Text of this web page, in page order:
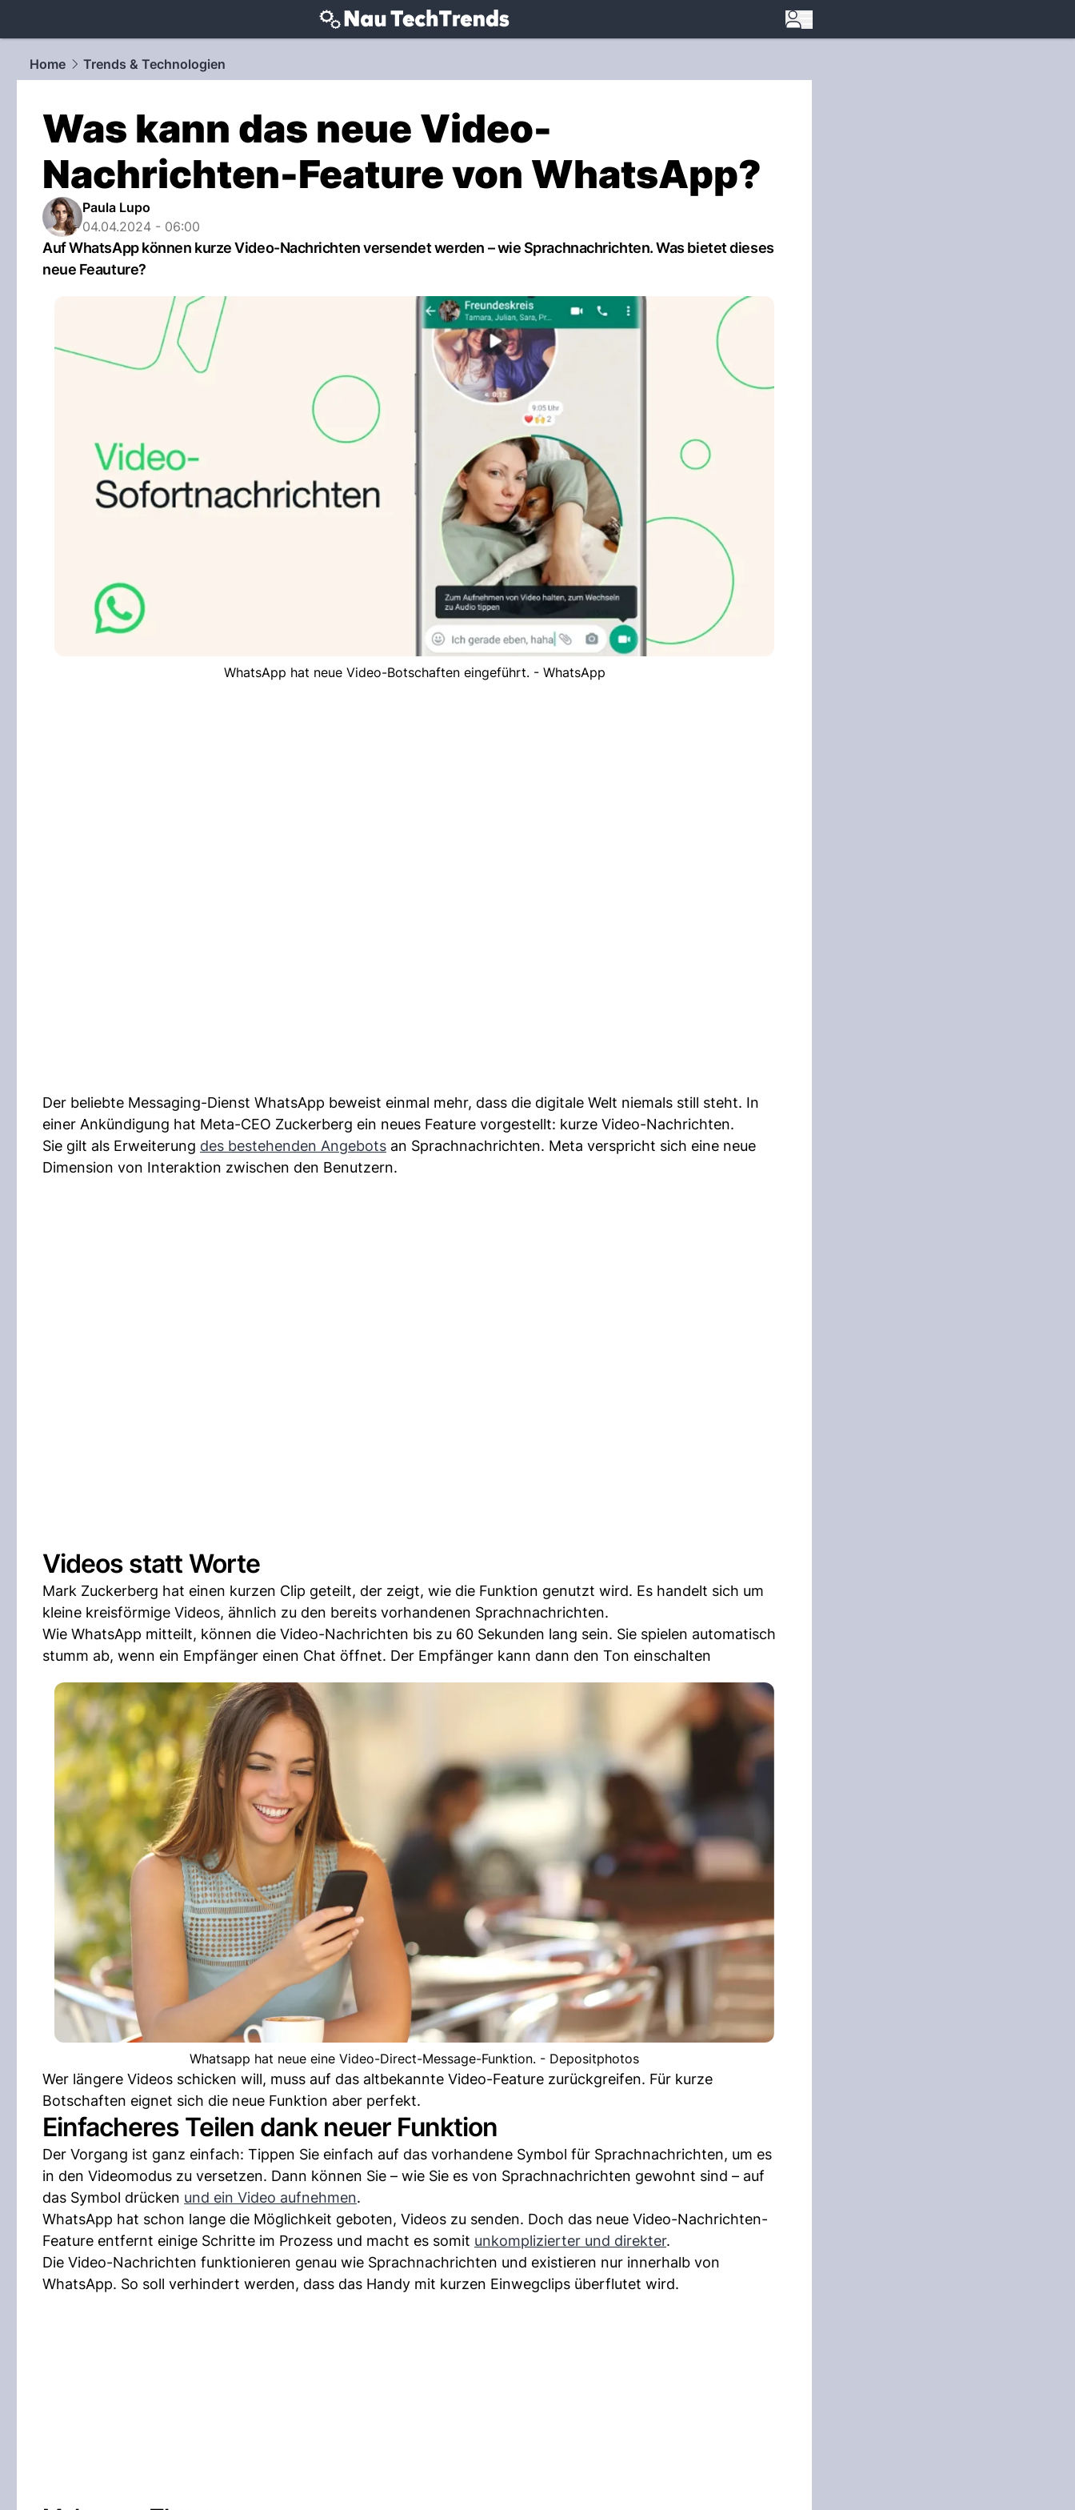
techtrends.NAU.ch
Home
Trends & Technologien
Was kann das neue Video-
Nachrichten-Feature von WhatsApp?
Paula Lupo
04.04.2024 - 06:00
Auf WhatsApp können kurze Video-Nachrichten versendet werden – wie Sprachnachrichten. Was bietet dieses
neue Feauture?
WhatsApp hat neue Video-Botschaften eingeführt. - WhatsApp
Der beliebte Messaging-Dienst WhatsApp beweist einmal mehr, dass die digitale Welt niemals still steht. In
einer Ankündigung hat Meta-CEO Zuckerberg ein neues Feature vorgestellt: kurze Video-Nachrichten.
Sie gilt als Erweiterung des bestehenden Angebots an Sprachnachrichten. Meta verspricht sich eine neue
Dimension von Interaktion zwischen den Benutzern.
Videos statt Worte
Mark Zuckerberg hat einen kurzen Clip geteilt, der zeigt, wie die Funktion genutzt wird. Es handelt sich um
kleine kreisförmige Videos, ähnlich zu den bereits vorhandenen Sprachnachrichten.
Wie WhatsApp mitteilt, können die Video-Nachrichten bis zu 60 Sekunden lang sein. Sie spielen automatisch
stumm ab, wenn ein Empfänger einen Chat öffnet. Der Empfänger kann dann den Ton einschalten
Whatsapp hat neue eine Video-Direct-Message-Funktion. - Depositphotos
Wer längere Videos schicken will, muss auf das altbekannte Video-Feature zurückgreifen. Für kurze
Botschaften eignet sich die neue Funktion aber perfekt.
Einfacheres Teilen dank neuer Funktion
Der Vorgang ist ganz einfach: Tippen Sie einfach auf das vorhandene Symbol für Sprachnachrichten, um es
in den Videomodus zu versetzen. Dann können Sie – wie Sie es von Sprachnachrichten gewohnt sind – auf
das Symbol drücken und ein Video aufnehmen.
WhatsApp hat schon lange die Möglichkeit geboten, Videos zu senden. Doch das neue Video-Nachrichten-
Feature entfernt einige Schritte im Prozess und macht es somit unkomplizierter und direkter.
Die Video-Nachrichten funktionieren genau wie Sprachnachrichten und existieren nur innerhalb von
WhatsApp. So soll verhindert werden, dass das Handy mit kurzen Einwegclips überflutet wird.